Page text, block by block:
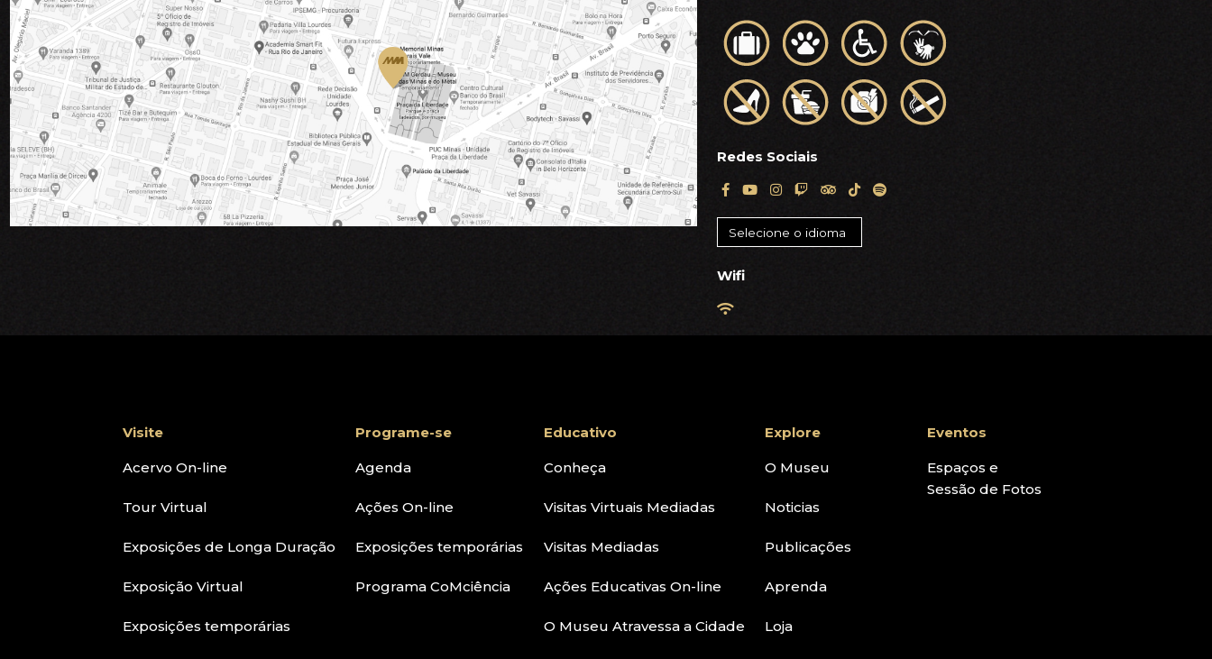
Redes Sociais
Wifi
Visite
Acervo On-line
Tour Virtual
Exposições de Longa Duração
Exposição Virtual
Exposições temporárias
Programe-se
Agenda
Ações On-line
Exposições temporárias
Programa CoMciência
Educativo
Conheça
Visitas Virtuais Mediadas
Visitas Mediadas
Ações Educativas On-line
O Museu Atravessa a Cidade
Explore
O Museu
Noticias
Publicações
Aprenda
Loja
Eventos
Espaços e
Sessão de Fotos